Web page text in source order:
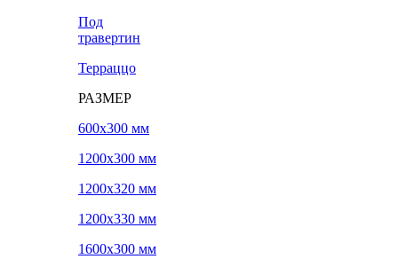
Под
травертин
Терраццо
РАЗМЕР
600х300 мм
1200х300 мм
1200х320 мм
1200х330 мм
1600х300 мм